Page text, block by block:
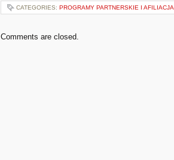
CATEGORIES: PROGRAMY PARTNERSKIE I AFILIACJA
Comments are closed.